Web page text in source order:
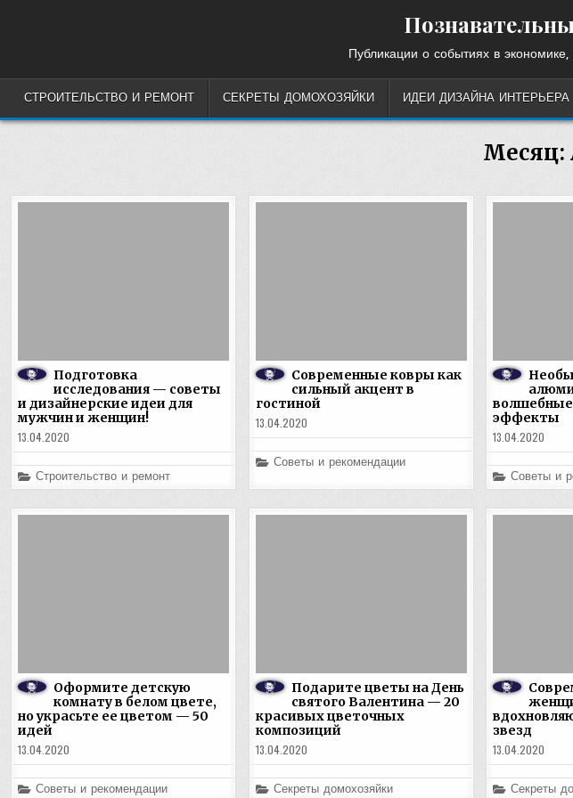
Публикации о событиях в
СТРОИТЕЛЬСТВО И РЕМОНТ СЕКРЕТЫ ДОМОХОЗЯЙКИ ИДЕИ ДИЗАЙНА ИНТЕРЬЕРА
Месяц:
Подготовка
исследования — советы
и дизайнерские идеи для
мужчин и женщин!
13.04.2020
Posted
in
Строительство и ремонт
Современные ковры как
сильный акцент в
гостиной
13.04.2020
Posted
Советы и рекомендации
эффекты
13.04.2020
Posted
in
Советы и
Оформите детскую
комнату в белом цвете,
но украсьте ее цветом — 50
идей
13.04.2020
Posted
Советы и рекомендации
Подарите цветы на День
святого Валентина — 20
красивых цветочных
композиций
13.04.2020
Posted
Секреты домохозяйки
звезд
13.04.2020
Posted
Секреты